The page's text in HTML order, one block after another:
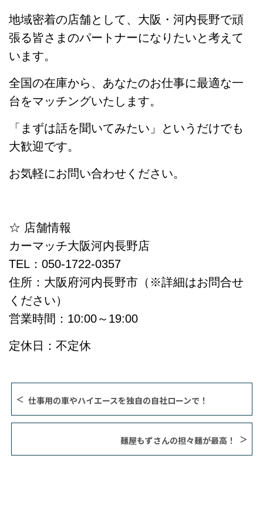
地域密着の店舗として、大阪・河内長野で頑
張る皆さまのパートナーになりたいと考えて
います。
全国の在庫から、あなたのお仕事に最適な一
台をマッチングいたします。
「まずは話を聞いてみたい」というだけでも
大歓迎です。
お気軽にお問い合わせください。
☆ 店舗情報
カーマッチ大阪河内長野店
TEL：050-1722-0357
住所：大阪府河内長野市（※詳細はお問合せ
ください）
営業時間：10:00～19:00
定休日：不定休
仕事用の車やハイエースを独自の自社ローンで！
麺屋もずさんの担々麺が最高！